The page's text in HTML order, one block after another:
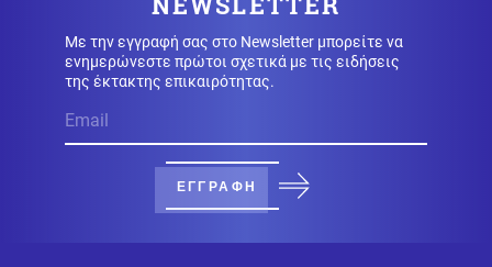
Καιρός 09.08.2026 - 09:24
Καιρός: Έως 39 βαθμούς σήμερα - Που θα έχει
μελτέμια
09.08.2026 - 09:18
Μειωμένη Σύνταξη: Όσα πρέπει να γνωρίζετε – Τα
«κλειδιά» για την τελική επιλογή
Με την εγγραφή σας στο Newsletter μπορείτε να
ενημερώνεστε πρώτοι σχετικά με τις ειδήσεις
της έκτακτης επικαιρότητας.
ΕΓΓΡΑΦΗ